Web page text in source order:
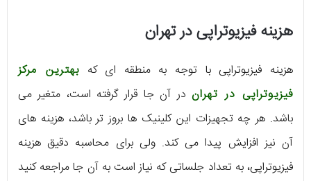
هزینه فیزیوتراپی در تهران
هزینه فیزیوتراپی با توجه به منطقه ای کهبهترین مرکز
فیزیوتراپی در تهران در آن جا قرار گرفته است، متغیر می
باشد. هر چه تجهیزات این کلینیک ها بروز تر باشد، هزینه های
آن نیز افزایش پیدا می کند. ولی برای محاسبه دقیق هزینه
فیزیوتراپی، به تعداد جلساتی که نیاز است به آن جا مراجعه کنید